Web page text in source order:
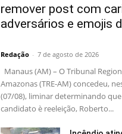
remover post com
adversários e emojis
Redação - 7 de agosto de 2026
Manaus (AM) – O Tribunal
Amazonas (TRE-AM) concedeu,
(07/08), liminar determinando
candidato è reeleição, Roberto...